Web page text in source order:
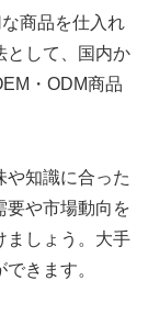
商品を仕入れ
として、国内か
・ODM商品
や知識に合った
要や市場動向を
ましょう。大手
きます。